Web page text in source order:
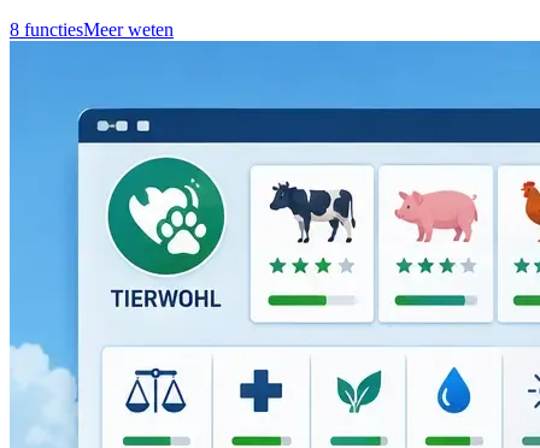
8 functiesMeer weten